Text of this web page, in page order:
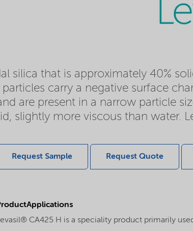
silica that is approximately 40%
carry a negative surface
are present in a narrow particle
slightly more viscous than water.
Request Sample Request Quote
CA425 H is a speciality product primarily